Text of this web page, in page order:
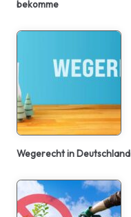
bekomme
Wegerecht in Deutschland